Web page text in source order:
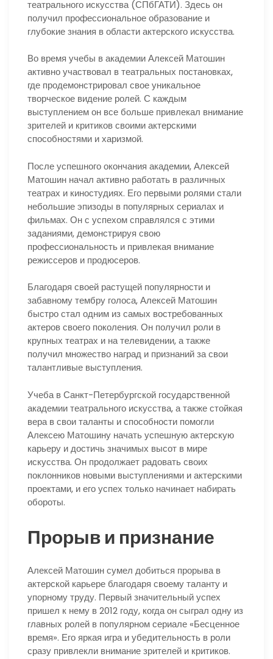
театрального искусства (СПбГАТИ). Здесь он
получил профессиональное образование и
глубокие знания в области актерского искусства.
Во время учебы в академии Алексей Матошин
активно участвовал в театральных постановках,
где продемонстрировал свое уникальное
творческое видение ролей. С каждым
выступлением он все больше привлекал внимание
зрителей и критиков своими актерскими
способностями и харизмой.
После успешного окончания академии, Алексей
Матошин начал активно работать в различных
театрах и киностудиях. Его первыми ролями стали
небольшие эпизоды в популярных сериалах и
фильмах. Он с успехом справлялся с этими
заданиями, демонстрируя свою
профессиональность и привлекая внимание
режиссеров и продюсеров.
Благодаря своей растущей популярности и
забавному тембру голоса, Алексей Матошин
быстро стал одним из самых востребованных
актеров своего поколения. Он получил роли в
крупных театрах и на телевидении, а также
получил множество наград и признаний за свои
талантливые выступления.
Учеба в Санкт-Петербургской государственной
академии театрального искусства, а также стойкая
вера в свои таланты и способности помогли
Алексею Матошину начать успешную актерскую
карьеру и достичь значимых высот в мире
искусства. Он продолжает радовать своих
поклонников новыми выступлениями и актерскими
проектами, и его успех только начинает набирать
обороты.
Прорыв и признание
Алексей Матошин сумел добиться прорыва в
актерской карьере благодаря своему таланту и
упорному труду. Первый значительный успех
пришел к нему в 2012 году, когда он сыграл одну из
главных ролей в популярном сериале «Бесценное
время». Его яркая игра и убедительность в роли
сразу привлекли внимание зрителей и критиков.